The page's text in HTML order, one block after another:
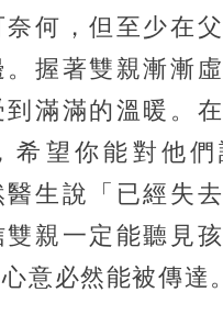
何，但至少在
握著雙親漸漸虛
滿滿的溫暖。
希望你能對他
生說「已經失去
親一定能聽見
意必然能被傳達。